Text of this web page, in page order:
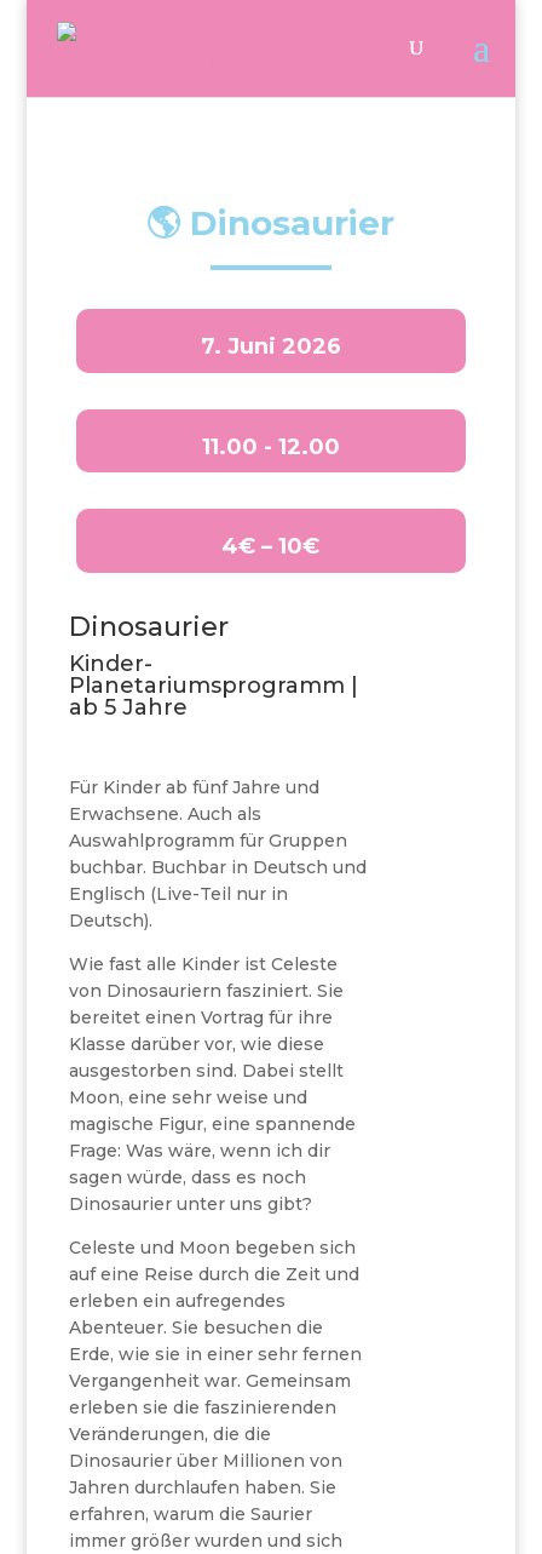
🌎 Dinosaurier
7. Juni 2026
11.00 - 12.00
4€ – 10€
Dinosaurier
Kinder-
Planetariumsprogramm |
ab 5 Jahre
Für Kinder ab fünf Jahre und
Erwachsene. Auch als
Auswahlprogramm für Gruppen
buchbar. Buchbar in Deutsch und
Englisch (Live-Teil nur in
Deutsch).
Wie fast alle Kinder ist Celeste
von Dinosauriern fasziniert. Sie
bereitet einen Vortrag für ihre
Klasse darüber vor, wie diese
ausgestorben sind. Dabei stellt
Moon, eine sehr weise und
magische Figur, eine spannende
Frage: Was wäre, wenn ich dir
sagen würde, dass es noch
Dinosaurier unter uns gibt?
Celeste und Moon begeben sich
auf eine Reise durch die Zeit und
erleben ein aufregendes
Abenteuer. Sie besuchen die
Erde, wie sie in einer sehr fernen
Vergangenheit war. Gemeinsam
erleben sie die faszinierenden
Veränderungen, die die
Dinosaurier über Millionen von
Jahren durchlaufen haben. Sie
erfahren, warum die Saurier
immer größer wurden und sich